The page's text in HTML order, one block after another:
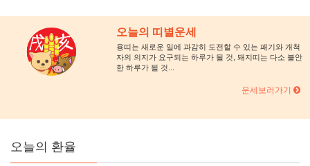
오늘의 띠별운세
용띠는 새로운 일에 과감히 도전할 수 있는 패기와 개척
자의 의지가 요구되는 하루가 될 것, 돼지띠는 다소 불안
한 하루가 될 것...
운세보러가기
오늘의 환율